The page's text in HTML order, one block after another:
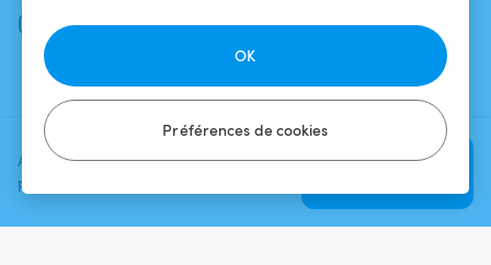
Préférences de cookies
OK
Ajoutez une date et un créneau
pour voir le prix
Vérifier la
Instagram